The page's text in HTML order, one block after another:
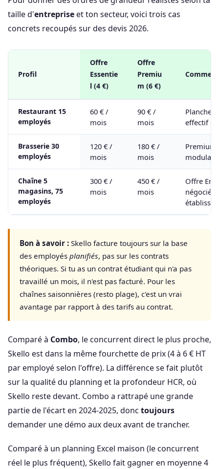
taille d'entrepriseet ton secteur, voici trois cas
concrets recoupés sur des devis 2026.
Profil
Offre
Essentie
l (4 €)
Offre
Premiu
m (6 €)
Restaurant 15
employés
60 € /
mois
90 € /
mois
Plancher
effectif
Brasserie 30
employés
120 € /
mois
180 € /
mois
Premium
Chaîne 5
magasins, 75
employés
300 € /
mois
450 € /
mois
Offre
Bon à savoir : Skello facture toujours sur la base
des employés planifiés, pas sur les contrats
théoriques. Si tu as un contrat étudiant qui n'a pas
travaillé un mois, il n'est pas facturé. Pour les
chaînes saisonnières (resto plage), c'est un vrai
avantage par rapport à des tarifs au contrat.
Comparé à Combo, le concurrent direct le plus proche,
Skello est dans la même fourchette de prix (4 à 6 € HT
par employé selon l'offre). La différence se fait plutôt
sur la qualité du planning et la profondeur HCR, où
Skello reste devant. Combo a rattrapé une grande
partie de l'écart en 2024-2025, donc toujours
demander une démo aux deux avant de trancher.
Comparé à un planning Excel maison (le concurrent
réel le plus fréquent), Skello fait gagner en moyenne 4